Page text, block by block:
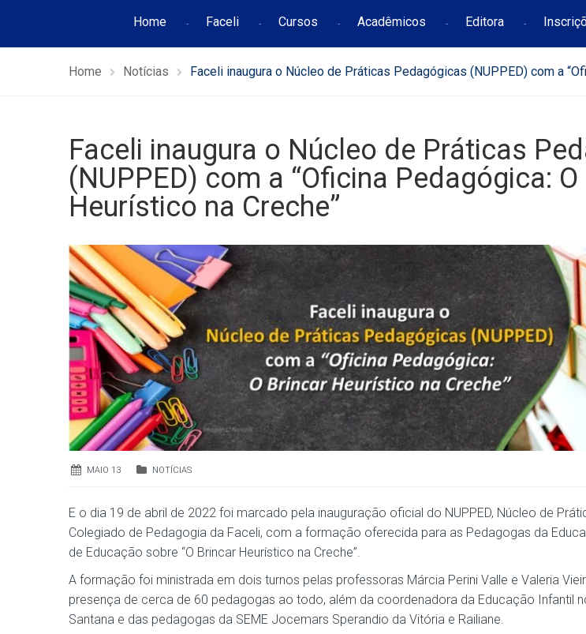
Home Faceli Cursos Acadêmicos Editora
Home Notícias Faceli inaugura o Núcleo de Práticas Pedagógicas (NUPPED) com a
Faceli inaugura o Núcleo de Práticas
(NUPPED) com a “Oficina Pedagógica:
Heurístico na Creche”
MAIO 13 NOTÍCIAS
E o dia 19 de abril de 2022 foi marcado pela inauguração oficial do NUPPED, Núcleo de
Colegiado de Pedagogia da Faceli, com a formação oferecida para as Pedagogas da
de Educação sobre “O Brincar Heurístico na Creche”.
A formação foi ministrada em dois turnos pelas professoras Márcia Perini Valle e Valeria
presença de cerca de 60 pedagogas ao todo, além da coordenadora da Educação Infantil
Santana e das pedagogas da SEME Jocemars Sperandio da Vitória e Railiane.